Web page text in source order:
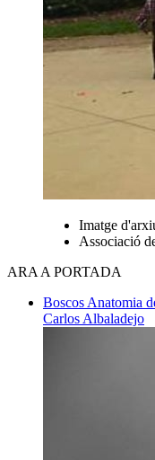
Imatge
Associació
ARA A PORTADA
Boscos Anatomia
Carlos Albaladejo